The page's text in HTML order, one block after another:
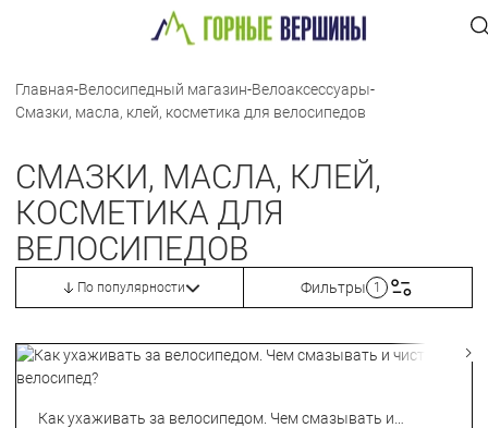
Главная-Велосипедный магазин-Велоаксессуары-
Смазки, масла, клей, косметика для велосипедов
СМАЗКИ, МАСЛА, КЛЕЙ,
КОСМЕТИКА ДЛЯ
ВЕЛОСИПЕДОВ
По популярности Фильтры 1
Как ухаживать за велосипедом. Чем смазывать и